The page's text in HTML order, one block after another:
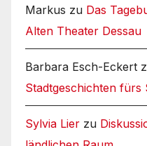
Markus zu Das
Alten Theater Dessau
Barbara Esch-Eckert
Stadtgeschichten fürs
Sylvia Lier zu